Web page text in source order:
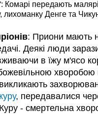
: Комарі передають
лихоманку Денге та
: Приони мають
Деякі люди
в їжу м'ясо
хворобою
куру, передавалися
Куру - смертельна